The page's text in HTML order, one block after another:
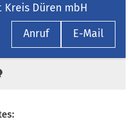
Düren mbH
Anruf
E-Mail